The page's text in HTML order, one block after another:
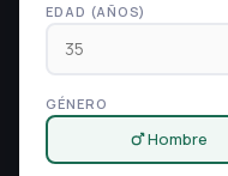
EDAD (AÑOS)
GÉNERO
Hombre